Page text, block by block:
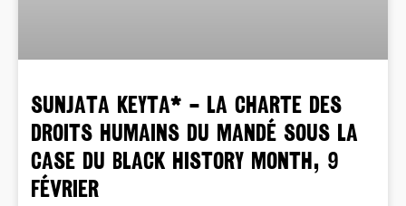
SUNJATA KEYTA* – La charte des
droits humains du Mandé sous la
case du Black History Month, 9
février